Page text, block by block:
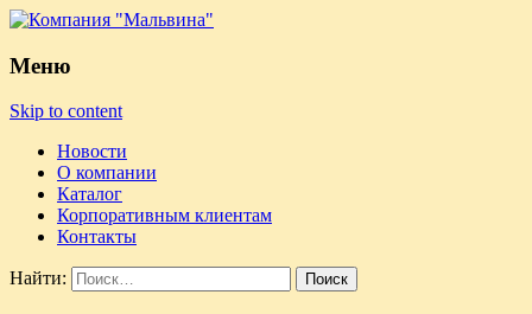
Меню
Skip to content
Новости
О компании
Каталог
Корпоративным клиентам
Контакты
Найти: